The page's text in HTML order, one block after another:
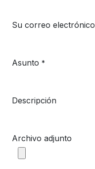
Su correo electrónico
Asunto *
Descripción
Archivo adjunto